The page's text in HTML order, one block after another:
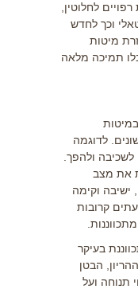
לחלוטין,
וכך לחדש
מיטות
תמיכה מלאה
לדוגמה
ולהפך.
את מצב
ישיבה וקימה
קרובות
בעיקר
הבטן
תנוחה ועל